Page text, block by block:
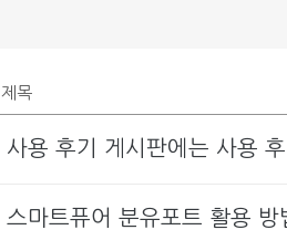
제목
사용 후기 게시판에는 사용
스마트퓨어 분유포트 활용 방